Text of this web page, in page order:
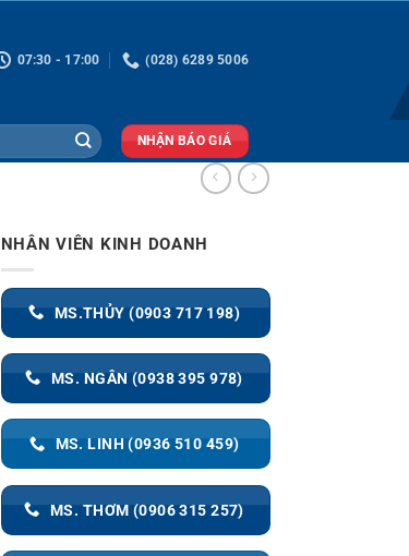
07:30 - 17:00 (028) 6289 5006
NHẬN BÁO GIÁ
NHÂN VIÊN KINH DOANH
MS.THỦY (0903 717 198)
MS. NGÂN (0938 395 978)
MS. LINH (0936 510 459)
MS. THƠM (0906 315 257)